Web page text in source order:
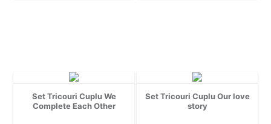
Set Tricouri Cuplu We
Complete Each Other
Set Tricouri Cuplu Our love
story